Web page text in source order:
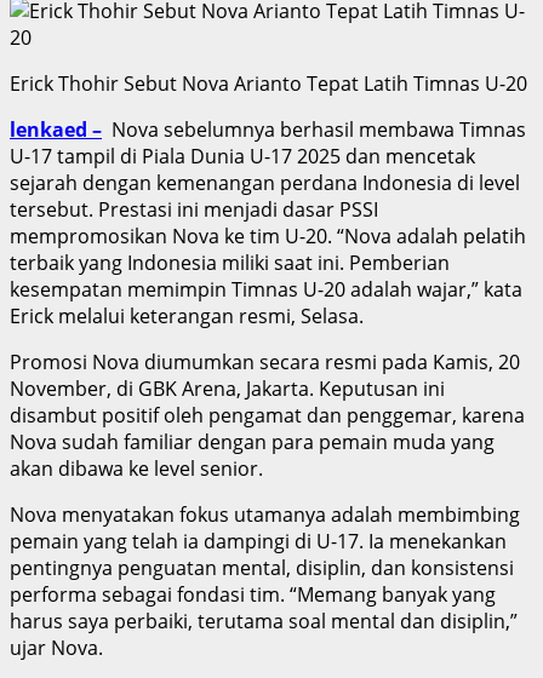
Erick Thohir Sebut Nova Arianto Tepat Latih Timnas U-20
lenkaed – Nova sebelumnya berhasil membawa Timnas
U-17 tampil di Piala Dunia U-17 2025 dan mencetak
sejarah dengan kemenangan perdana Indonesia di level
tersebut. Prestasi ini menjadi dasar PSSI
mempromosikan Nova ke tim U-20. “Nova adalah pelatih
terbaik yang Indonesia miliki saat ini. Pemberian
kesempatan memimpin Timnas U-20 adalah wajar,” kata
Erick melalui keterangan resmi, Selasa.
Promosi Nova diumumkan secara resmi pada Kamis, 20
November, di GBK Arena, Jakarta. Keputusan ini
disambut positif oleh pengamat dan penggemar, karena
Nova sudah familiar dengan para pemain muda yang
akan dibawa ke level senior.
Nova menyatakan fokus utamanya adalah membimbing
pemain yang telah ia dampingi di U-17. Ia menekankan
pentingnya penguatan mental, disiplin, dan konsistensi
performa sebagai fondasi tim. “Memang banyak yang
harus saya perbaiki, terutama soal mental dan disiplin,”
ujar Nova.